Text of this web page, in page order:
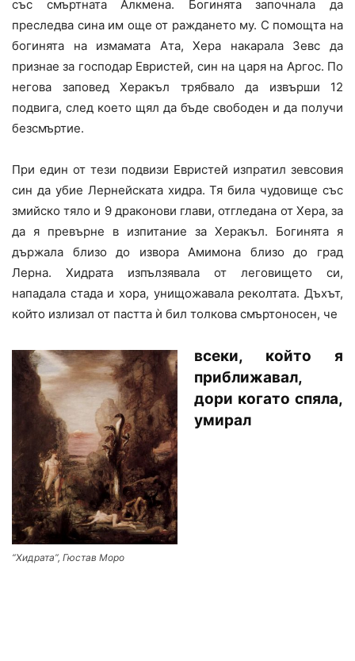
със смъртната Алкмена. Богинята започнала да
преследва сина им още от раждането му. С помощта на
богинята на измамата Ата, Хера накарала Зевс да
признае за господар Евристей, син на царя на Аргос. По
негова заповед Херакъл трябвало да извърши 12
подвига, след което щял да бъде свободен и да получи
безсмъртие.
При един от тези подвизи Евристей изпратил зевсовия
син да убие Лернейската хидра. Тя била чудовище със
змийско тяло и 9 драконови глави, отгледана от Хера, за
да я превърне в изпитание за Херакъл. Богинята я
държала близо до извора Амимона близо до град
Лерна. Хидрата изпълзявала от леговището си,
нападала стада и хора, унищожавала реколтата. Дъхът,
който излизал от пастта ѝ бил толкова смъртоносен, че
“Хидрата”, Гюстав Моро
всеки, който я
приближавал,
дори когато спяла,
умирал